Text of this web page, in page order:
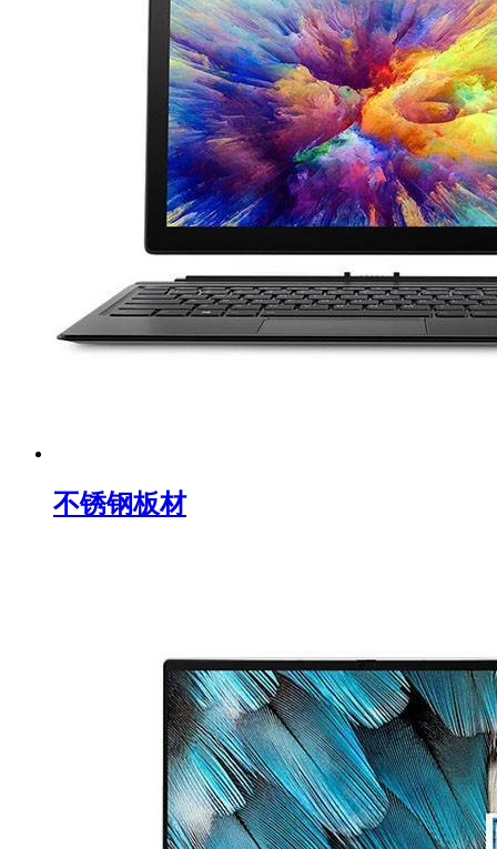
不锈钢板材